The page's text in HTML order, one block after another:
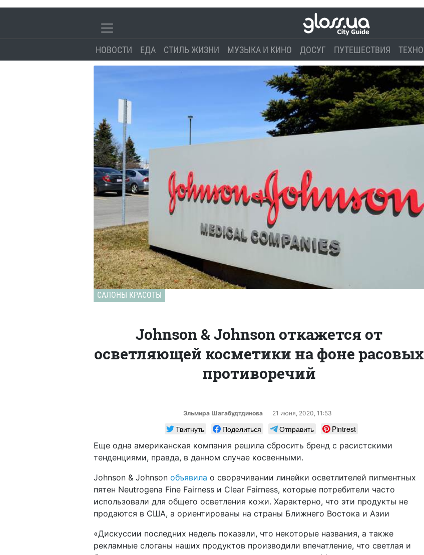
НОВОСТИ ЕДА СТИЛЬ ЖИЗНИ МУЗЫКА И КИНО ДОСУГ ПУТЕШЕСТВИЯ ТЕХНО
САЛОНЫ КРАСОТЫ
Johnson & Johnson откажется от
осветляющей косметики на фоне расовых
противоречий
Эльмира Шагабудтдинова 21 июня, 2020, 11:53
Твитнуть Поделиться Отправить
Pintrest
Еще одна американская компания решила сбросить бренд с расистскими
тенденциями, правда, в данном случае косвенными.
Johnson & Johnson объявила о сворачивании линейки осветлителей пигментных
пятен Neutrogena Fine Fairness и Clear Fairness, которые потребители часто
использовали для общего осветления кожи. Характерно, что эти продукты не
продаются в США, а ориентированы на страны Ближнего Востока и Азии
«Дискуссии последних недель показали, что некоторые названия, а также
рекламные слоганы наших продуктов производили впечатление, что светлая и